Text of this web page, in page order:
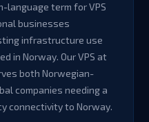
language term for VPS
businesses
infrastructure use
in Norway. Our VPS at
both Norwegian-
companies needing a
connectivity to Norway.